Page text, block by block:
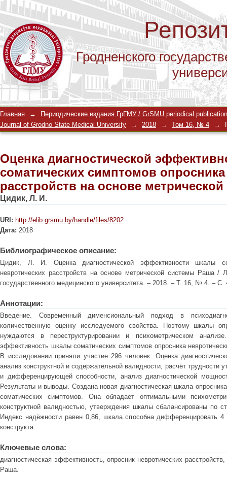
Гродненского
Oценка диагностической
опросника невротических
Главная →
Периодические издания ГрГМУ / GrSMU periodical
Journal of Grodno State Medical University
→ 2018 → Том 16, № 4 →
Oценка диагностической
соматических симптомов
расстройств на основе
Цидик, Л. И.
URI: http://elib.grsmu.by/handle/files/8202
Дата: 2018
Библиографическое описание:
Цидик, Л. И. Оценка диагностической эффективности шкалы
невротических расстройств на основе метрической системы Раша
государственного медицинского университета. – 2018. – Т. 16, № 4. – С.
Аннотации:
Введение. Современный дименсиональный подход в
количественную оценку исследуемого свойства. Поэтому шкалы
нуждаются в переструктурировании и психометрическом
эффективность шкалы соматических симптомов опросника
В исследовании приняли участие 296 человек. Оценка
анализ конструктной и содержательной валидности, расчёт трудности
и дифференцирующей способности, анализ диагностической
Результаты и выводы. Создана новая диагностическая шкала
соматических симптомов. Она обладает оптимальными
конструктной валидностью, утверждения шкалы сбалансированы по
Индекс надёжности равен 0,86, шкала способна дифференцировать 4
конструкта.
Ключевые слова:
диагностическая эффективность, опросник невротических
Раша.